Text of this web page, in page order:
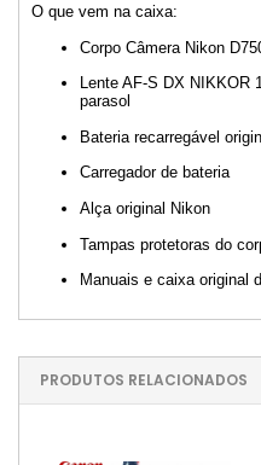
O que vem na caixa:
Corpo Câmera Nikon
Lente AF-S DX NIKKOR
parasol
Bateria recarregável
Carregador de bateria
Alça original Nikon
Tampas protetoras do
Manuais e caixa original
PRODUTOS RELACIONADOS